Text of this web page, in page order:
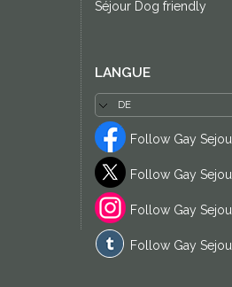
Séjour Dog friendly
LANGUE
Follow Gay
Follow Gay
Follow Gay
Follow Gay